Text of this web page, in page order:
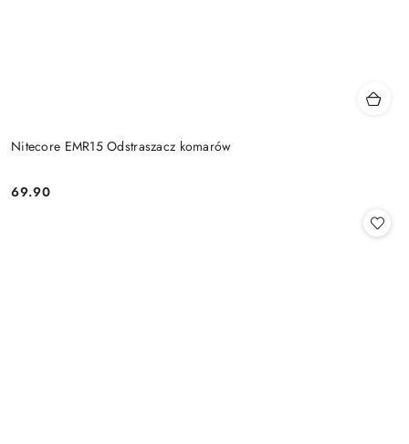
Nitecore EMR15 Odstraszacz komarów
Cena:
69.90